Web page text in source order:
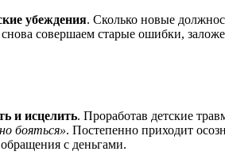
убеждения. Сколько новые
совершаем старые ошибки,
и исцелить. Проработав детские
бояться». Постепенно приходит
с деньгами.